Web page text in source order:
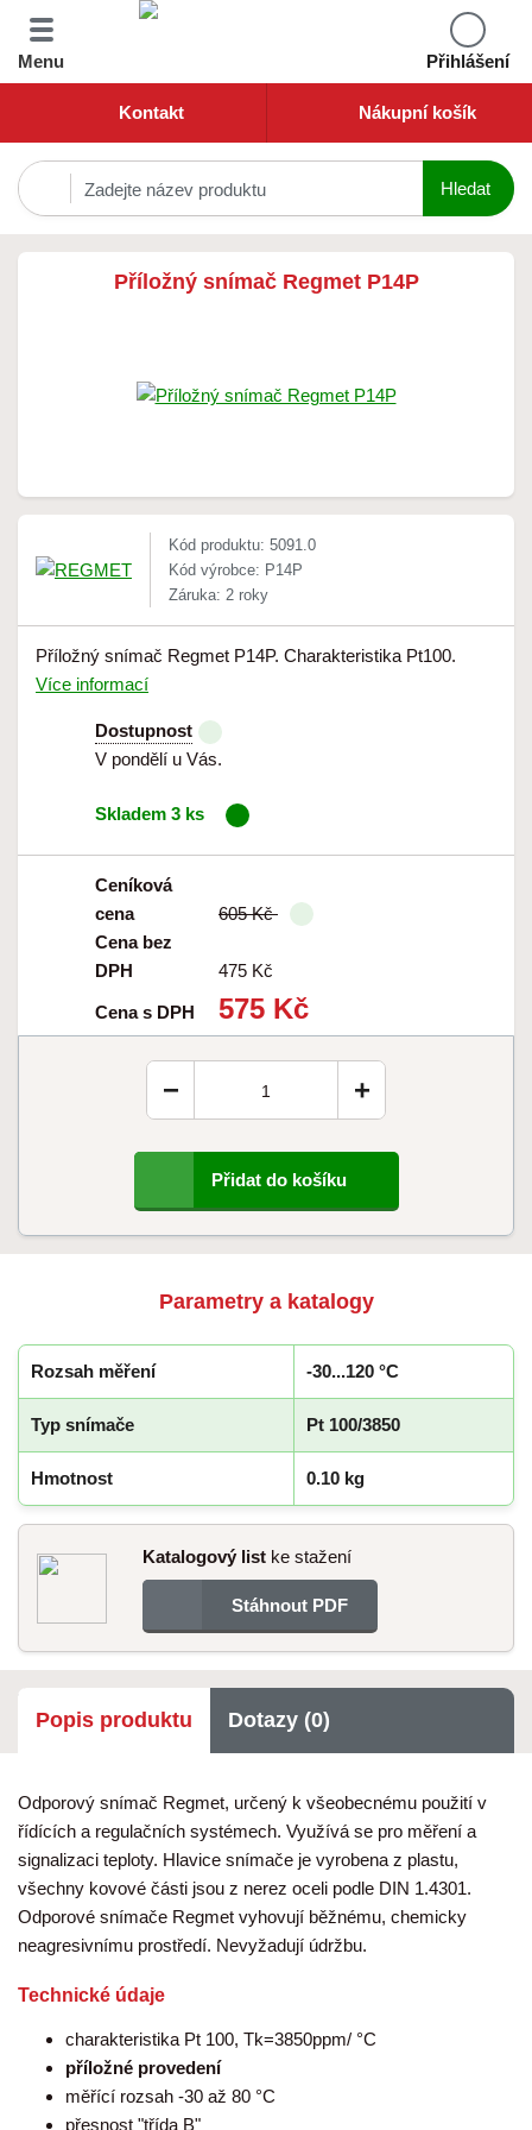
Menu Přihlášení
Kontakt Nákupní košík
Příložný snímač Regmet P14P
Kód produktu: 5091.0
Kód výrobce: P14P
Záruka: 2 roky
Příložný snímač Regmet P14P. Charakteristika Pt100.
Více informací
Dostupnost
V pondělí u Vás.
Skladem 3 ks
Ceníková
cena
605 Kč
Cena bez
DPH
475 Kč
Cena s DPH 575 Kč
+
−
Přidat do košíku
Parametry a katalogy
Rozsah měření -30...120 °C
Typ snímače Pt 100/3850
Hmotnost 0.10 kg
Katalogový list ke stažení
Stáhnout PDF
Popis produktu Dotazy (0)
Odporový snímač Regmet, určený k všeobecnému použití v
řídících a regulačních systémech. Využívá se pro měření a
signalizaci teploty. Hlavice snímače je vyrobena z plastu,
všechny kovové části jsou z nerez oceli podle DIN 1.4301.
Odporové snímače Regmet vyhovují běžnému, chemicky
neagresivnímu prostředí. Nevyžadují údržbu.
Technické údaje
charakteristika Pt 100, Tk=3850ppm/ °C
příložné provedení
měřící rozsah -30 až 80 °C
přesnost "třída B"